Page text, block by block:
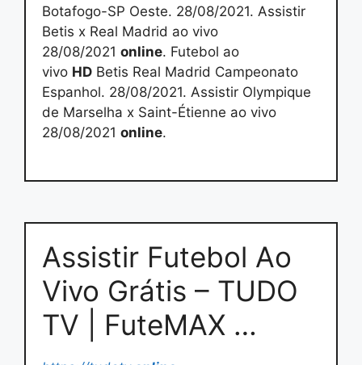
Botafogo-SP Oeste. 28/08/2021. Assistir
Betis x Real Madrid ao vivo
28/08/2021 online. Futebol ao
vivo HD Betis Real Madrid Campeonato
Espanhol. 28/08/2021. Assistir Olympique
de Marselha x Saint-Étienne ao vivo
28/08/2021 online.
Assistir Futebol Ao
Vivo Grátis – TUDO
TV | FuteMAX …